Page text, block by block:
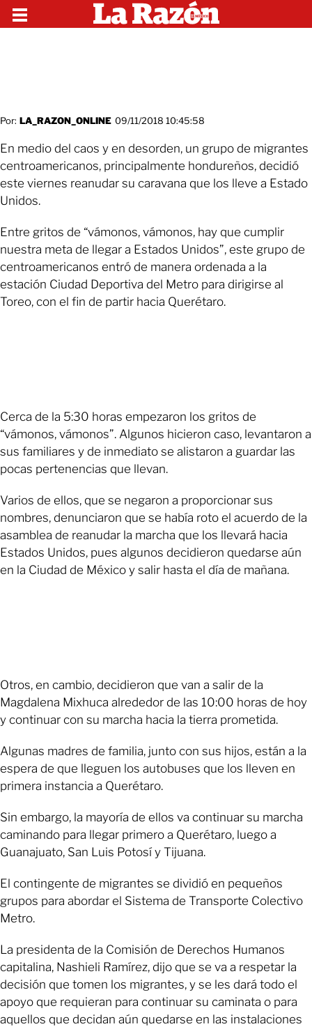
Por: LA_RAZON_ONLINE 09/11/2018 10:45:58
En medio del caos y en desorden, un grupo de migrantes
centroamericanos, principalmente hondureños, decidió
este viernes reanudar su caravana que los lleve a Estado
Unidos.
Entre gritos de “vámonos, vámonos, hay que cumplir
nuestra meta de llegar a Estados Unidos”, este grupo de
centroamericanos entró de manera ordenada a la
estación Ciudad Deportiva del Metro para dirigirse al
Toreo, con el fin de partir hacia Querétaro.
Cerca de la 5:30 horas empezaron los gritos de
“vámonos, vámonos”. Algunos hicieron caso, levantaron a
sus familiares y de inmediato se alistaron a guardar las
pocas pertenencias que llevan.
Varios de ellos, que se negaron a proporcionar sus
nombres, denunciaron que se había roto el acuerdo de la
asamblea de reanudar la marcha que los llevará hacia
Estados Unidos, pues algunos decidieron quedarse aún
en la Ciudad de México y salir hasta el día de mañana.
Otros, en cambio, decidieron que van a salir de la
Magdalena Mixhuca alrededor de las 10:00 horas de hoy
y continuar con su marcha hacia la tierra prometida.
Algunas madres de familia, junto con sus hijos, están a la
espera de que lleguen los autobuses que los lleven en
primera instancia a Querétaro.
Sin embargo, la mayoría de ellos va continuar su marcha
caminando para llegar primero a Querétaro, luego a
Guanajuato, San Luis Potosí y Tijuana.
El contingente de migrantes se dividió en pequeños
grupos para abordar el Sistema de Transporte Colectivo
Metro.
La presidenta de la Comisión de Derechos Humanos
capitalina, Nashieli Ramírez, dijo que se va a respetar la
decisión que tomen los migrantes, y se les dará todo el
apoyo que requieran para continuar su caminata o para
aquellos que decidan aún quedarse en las instalaciones